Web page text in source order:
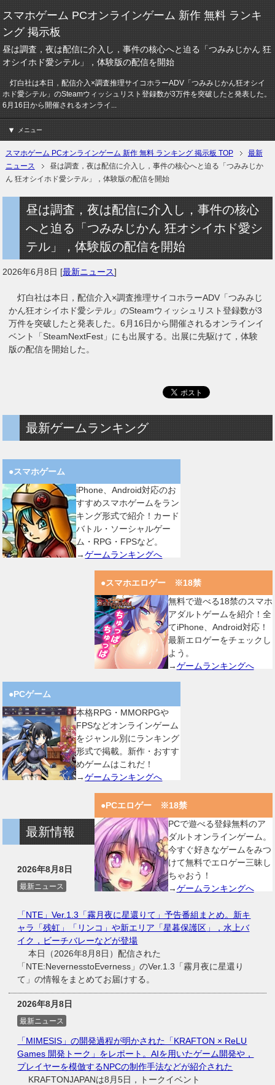
スマホゲーム PCオンラインゲーム 新作 無料 ランキ
ング 掲示板
昼は調査，夜は配信に介入し，事件の核心へと迫る「つみみじかん 狂
オシイホド愛シテル」，体験版の配信を開始
灯白社は本日，配信介入×調査推理サイコホラーADV「つみみじかん狂オシイ
ホド愛シテル」のSteamウィッシュリスト登録数が3万件を突破したと発表した。
6月16日から開催されるオンライ...
メニュー
スマホゲーム PCオンラインゲーム 新作 無料 ランキング 掲示板 TOP
最新
ニュース
昼は調査，夜は配信に介入し，事件の核心へと迫る「つみみじか
ん 狂オシイホド愛シテル」，体験版の配信を開始
昼は調査，夜は配信に介入し，事件の核心
へと迫る「つみみじかん 狂オシイホド愛シ
テル」，体験版の配信を開始
2026年6月8日 [最新ニュース]
灯白社は本日，配信介入×調査推理サイコホラーADV「つみみじ
かん狂オシイホド愛シテル」のSteamウィッシュリスト登録数が3
万件を突破したと発表した。6月16日から開催されるオンラインイ
ベント「SteamNextFest」にも出展する。出展に先駆けて，体験
版の配信を開始した。
最新ゲームランキング
●スマホゲーム
iPhone、Android対応のお
すすめスマホゲームをラン
キング形式で紹介！カード
バトル・ソーシャルゲー
ム・RPG・FPSなど。
→ゲームランキングへ
●スマホエロゲー ※18禁
無料で遊べる18禁のスマホ
アダルトゲームを紹介！全
てiPhone、Android対応！
最新エロゲーをチェックし
よう。
→ゲームランキングへ
●PCゲーム
本格RPG・MMORPGや
FPSなどオンラインゲーム
をジャンル別にランキング
形式で掲載。新作・おすす
めゲームはこれだ！
→ゲームランキングへ
●PCエロゲー ※18禁
PCで遊べる登録無料のア
ダルトオンラインゲーム。
今すぐ好きなゲームをみつ
けて無料でエロゲー三昧し
ちゃおう！
→ゲームランキングへ
最新情報
2026年8月8日
最新ニュース
「NTE」Ver.1.3「霧月夜に星還りて」予告番組まとめ。新キ
ャラ「残虹」「リンコ」や新エリア「星暮保護区」，水上バ
イク，ビーチバレーなどが登場
本日（2026年8月8日）配信された
「NTE:NevernesstoEverness」のVer.1.3「霧月夜に星還り
て」の情報をまとめてお届けする。
2026年8月8日
最新ニュース
「MIMESIS」の開発過程が明かされた「KRAFTON × ReLU
Games 開発トーク」をレポート。AIを用いたゲーム開発や，
プレイヤーを模倣するNPCの制作手法などが紹介された
KRAFTONJAPANは8月5日，トークイベント